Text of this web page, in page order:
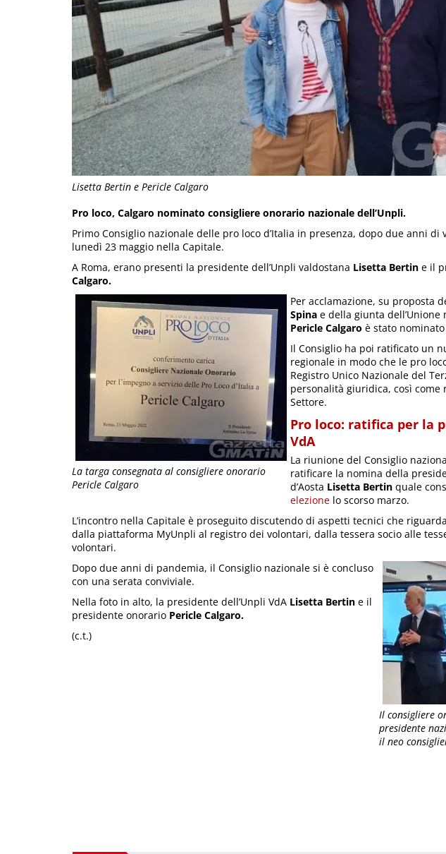
Lisetta Bertin e Pericle Calgaro
Pro loco, Calgaro nominato consigliere onorario nazionale dell’Unpli.
Primo Consiglio nazionale delle pro loco d’Italia in presenza, dopo due anni di
lunedì 23 maggio nella Capitale.
A Roma, erano presenti la presidente dell’Unpli valdostana Lisetta Bertin e il
Calgaro.
La targa consegnata al consigliere onorario
Pericle Calgaro
Per acclamazione, su proposta
Spina e della giunta dell’Unione
Pericle Calgaro è stato
Il Consiglio ha poi ratificato un
regionale in modo che le pro
Registro Unico Nazionale del
personalità giuridica, così
Settore.
Pro loco: ratifica per la
VdA
La riunione del Consiglio
ratificare la nomina della
d’Aosta Lisetta Bertin quale
elezione lo scorso marzo.
L’incontro nella Capitale è proseguito discutendo di aspetti tecnici che
dalla piattaforma MyUnpli al registro dei volontari, dalla tessera socio alle
volontari.
Il consigliere
presidente
il neo
Dopo due anni di pandemia, il Consiglio nazionale si è concluso
con una serata conviviale.
Nella foto in alto, la presidente dell’Unpli VdA Lisetta Bertin e il
presidente onorario Pericle Calgaro.
(c.t.)